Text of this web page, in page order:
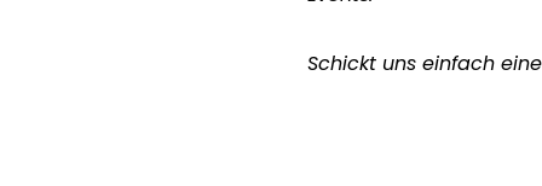
Schickt uns einfach